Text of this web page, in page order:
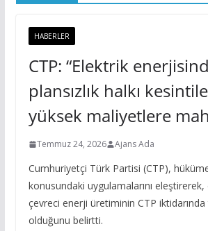
HABERLER
CTP: “Elektrik
plansızlık halkı
yüksek maliyetlere
Temmuz 24, 2026 Ajans Ada
Cumhuriyetçi Türk Partisi (CTP),
konusundaki uygulamalarını
çevreci enerji üretiminin CTP
olduğunu belirtti.